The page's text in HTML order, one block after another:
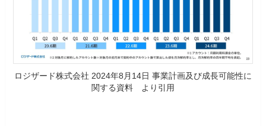
ロジザード株式会社 2024年8月14日 事業計画及び成長可能性に
関する資料 より引用